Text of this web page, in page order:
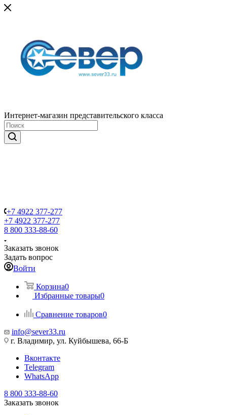
Интернет-магазин представительского класса
+7 4922 377-277
+7 4922 377-277
8 800 333-88-60
Заказать звонок
Задать вопрос
Войти
Корзина0
Избранные товары0
Сравнение товаров0
info@sever33.ru
г. Владимир, ул. Куйбышева, 66-Б
Вконтакте
Telegram
WhatsApp
8 800 333-88-60
Заказать звонок